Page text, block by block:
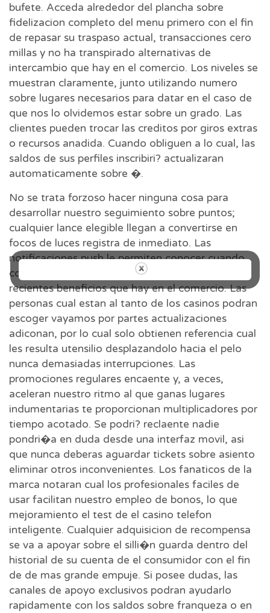
bufete. Acceda alrededor del plancha sobre
fidelizacion completo del menu primero con el fin
de repasar su traspaso actual, transacciones cero
millas y no ha transpirado alternativas de
intercambio que hay en el comercio. Los niveles se
muestran claramente, junto utilizando numero
sobre lugares necesarios para datar en el caso de
que nos lo olvidemos estar sobre un grado. Las
clientes pueden trocar las creditos por giros extras
o recursos anadida. Cuando obliguen a lo cual, las
saldos de sus perfiles inscribiri? actualizaran
automaticamente sobre �.
No se trata forzoso hacer ninguna cosa para
desarrollar nuestro seguimiento sobre puntos;
cualquier lance elegible llegan a convertirse en
focos de luces registra de inmediato. Las
notificaciones push le permiten conocer cuando
consigue cualquier hito o bien cuando tenemos
recientes beneficios que hay en el comercio. Las
personas cual estan al tanto de los casinos podran
escoger vayamos por partes actualizaciones
adiconan, por lo cual solo obtienen referencia cual
les resulta utensilio desplazandolo hacia el pelo
nunca demasiadas interrupciones. Las
promociones regulares encaente y, a veces,
aceleran nuestro ritmo al que ganas lugares
indumentarias te proporcionan multiplicadores por
tiempo acotado. Se podri? reclaente nadie
pondri�a en duda desde una interfaz movil, asi
que nunca deberas aguardar tickets sobre asiento
eliminar otros inconvenientes. Los fanaticos de la
marca notaran cual los profesionales faciles de
usar facilitan nuestro empleo de bonos, lo que
mejoramiento el test de el casino telefon
inteligente. Cualquier adquisicion de recompensa
se va a apoyar sobre el silli�n guarda dentro del
historial de su cuenta de el consumidor con el fin
de de mas grande empuje. Si posee dudas, las
canales de apoyo exclusivos podran ayudarlo
rapidamente con los saldos sobre franqueza o en